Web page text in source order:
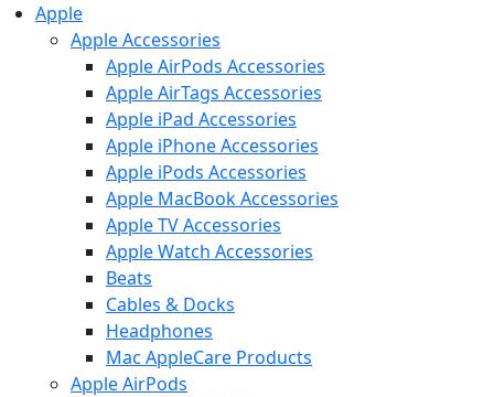
Apple
Apple Accessories
Apple AirPods Accessories
Apple AirTags Accessories
Apple iPad Accessories
Apple iPhone Accessories
Apple iPods Accessories
Apple MacBook Accessories
Apple TV Accessories
Apple Watch Accessories
Beats
Cables & Docks
Headphones
Mac AppleCare Products
Apple AirPods